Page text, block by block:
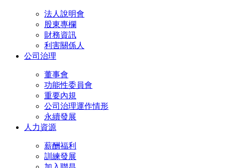
法人說明會
股東專欄
財務資訊
利害關係人
公司治理
董事會
功能性委員會
重要內規
公司治理運作情形
永續發展
人力資源
薪酬福利
訓練發展